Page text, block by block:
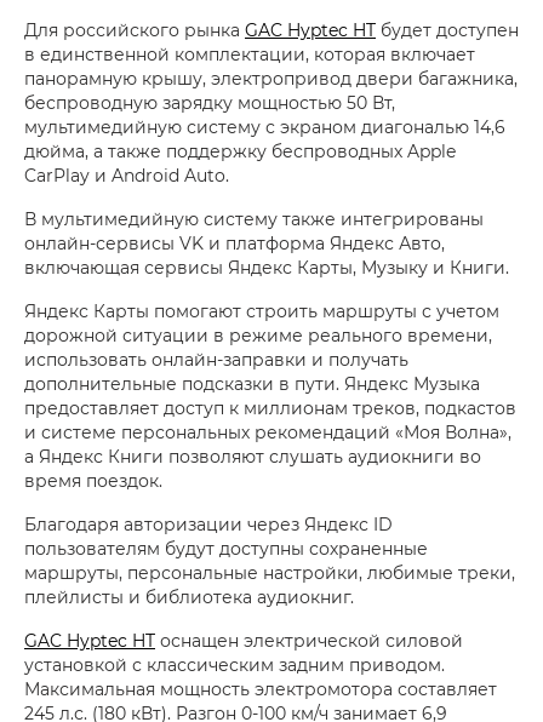
Для российского рынка GAC Hyptec HT будет доступен
в единственной комплектации, которая включает
панорамную крышу, электропривод двери багажника,
беспроводную зарядку мощностью 50 Вт,
мультимедийную систему с экраном диагональю 14,6
дюйма, а также поддержку беспроводных Apple
CarPlay и Android Auto.
В мультимедийную систему также интегрированы
онлайн-сервисы VK и платформа Яндекс Авто,
включающая сервисы Яндекс Карты, Музыку и Книги.
Яндекс Карты помогают строить маршруты с учетом
дорожной ситуации в режиме реального времени,
использовать онлайн-заправки и получать
дополнительные подсказки в пути. Яндекс Музыка
предоставляет доступ к миллионам треков, подкастов
и системе персональных рекомендаций «Моя Волна»,
а Яндекс Книги позволяют слушать аудиокниги во
время поездок.
Благодаря авторизации через Яндекс ID
пользователям будут доступны сохраненные
маршруты, персональные настройки, любимые треки,
плейлисты и библиотека аудиокниг.
GAC Hyptec HT оснащен электрической силовой
установкой с классическим задним приводом.
Максимальная мощность электромотора составляет
245 л.с. (180 кВт). Разгон 0-100 км/ч занимает 6,9